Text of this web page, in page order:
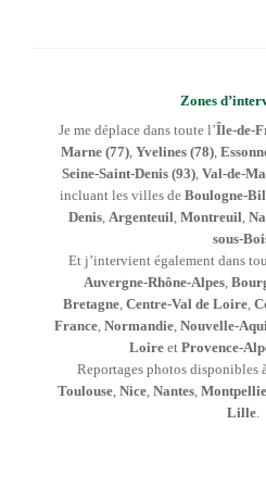
Zones
Je me déplace dans toute l’Île-de-
Marne (77) Yvelines (78)
Seine-Saint-Denis (93), Val-de-
incluant les villes de Boulogne-
Denis, Argenteuil Montreuil
sous-
Et j’intervient également dans
Auvergne-Rhône-Alpes
Bretagne, Centre-Val de Loire,
France Normandie Nouvelle-
Loireet Provence-
Reportages photos disponibles à
Toulouse, Nice, Nantes,
Lille